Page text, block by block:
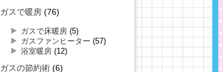
ガスで暖房(76)
ガスで床暖房(5)
ガスファンヒーター (57)
浴室暖房(12)
ガスの節約術(6)